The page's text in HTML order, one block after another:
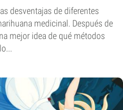
desventajas de diferentes
medicinal. Después de
mejor idea de qué métodos